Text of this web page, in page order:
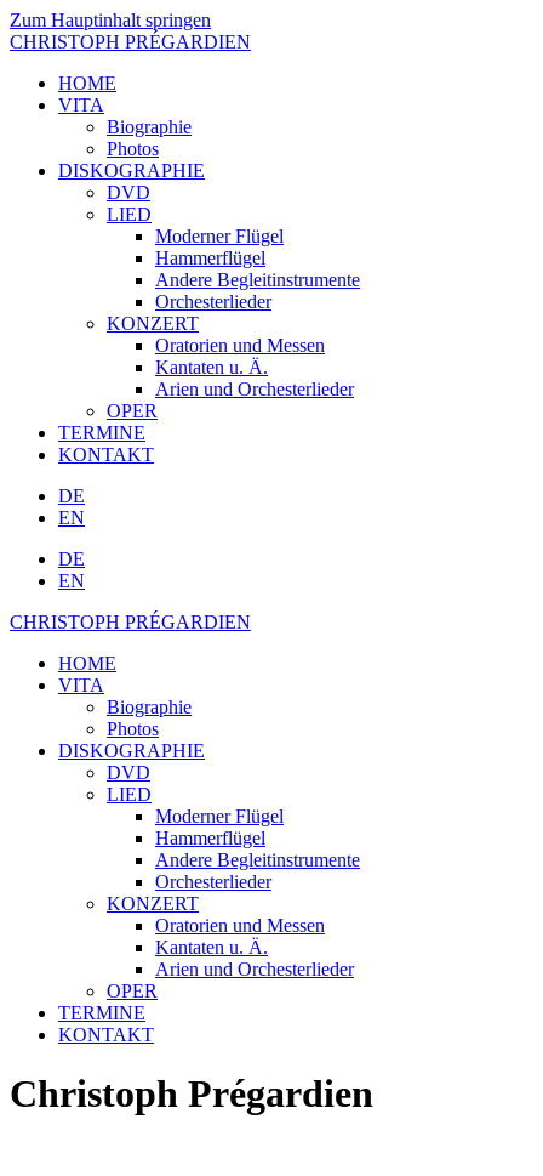
Zum Hauptinhalt springen
CHRISTOPH PRÉGARDIEN
HOME
VITA
Biographie
Photos
DISKOGRAPHIE
DVD
LIED
Moderner Flügel
Hammerflügel
Andere Begleitinstrumente
Orchesterlieder
KONZERT
Oratorien und Messen
Kantaten u. Ä.
Arien und Orchesterlieder
OPER
TERMINE
KONTAKT
DE
EN
DE
EN
CHRISTOPH PRÉGARDIEN
HOME
VITA
Biographie
Photos
DISKOGRAPHIE
DVD
LIED
Moderner Flügel
Hammerflügel
Andere Begleitinstrumente
Orchesterlieder
KONZERT
Oratorien und Messen
Kantaten u. Ä.
Arien und Orchesterlieder
OPER
TERMINE
KONTAKT
Christoph Prégardien